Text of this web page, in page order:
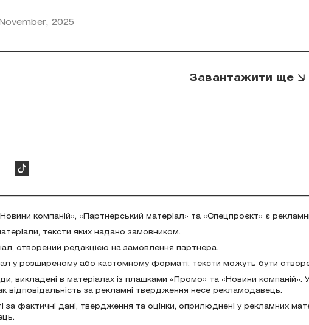
2025
Завантажити ще
компаній», «Партнерський матеріал» та «Спецпроєкт» є
тексти яких надано замовником.
створений редакцією на замовлення партнера.
у розширеному або кастомному форматі; тексти можуть бути
викладені в матеріалах із плашками «Промо» та «Новини
відповідальність за рекламні твердження несе рекламодавець.
за фактичні дані, твердження та оцінки, оприлюднені у рекламних